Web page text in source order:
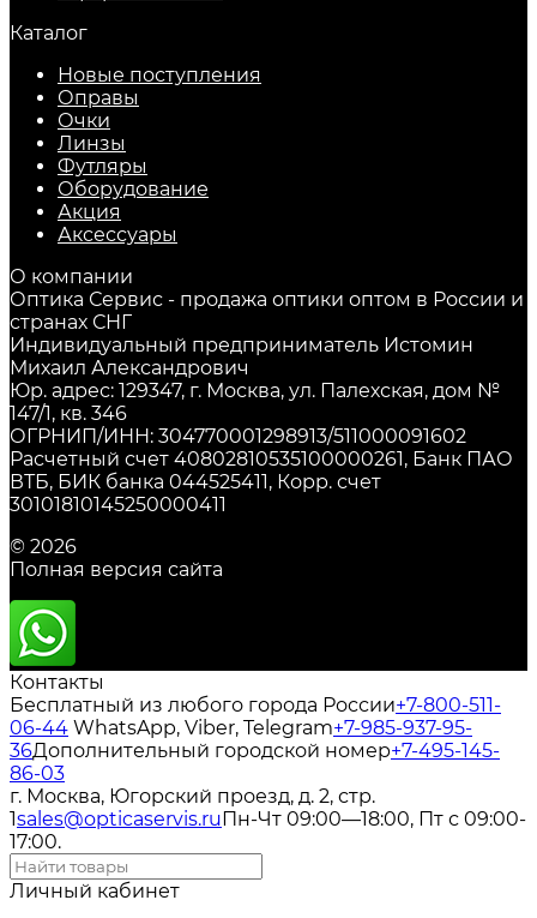
Каталог
Новые поступления
Оправы
Очки
Линзы
Футляры
Оборудование
Акция
Аксессуары
О компании
Оптика Сервис - продажа оптики оптом в России и
странах СНГ
Индивидуальный предприниматель Истомин
Михаил Александрович
Юр. адрес: 129347, г. Москва, ул. Палехская, дом №
147/1, кв. 346
ОГРНИП/ИНН: 304770001298913/511000091602
Расчетный счет 40802810535100000261, Банк ПАО
ВТБ, БИК банка 044525411, Корр. счет
30101810145250000411
© 2026
Полная версия сайта
Контакты
Бесплатный из любого города России+7-800-511-
06-44 WhatsApp, Viber, Telegram+7-985-937-95-
36Дополнительный городской номер+7-495-145-
86-03
г. Москва, Югорский проезд, д. 2, стр.
1sales@opticaservis.ruПн-Чт 09:00—18:00, Пт с 09:00-
17:00.
Личный кабинет